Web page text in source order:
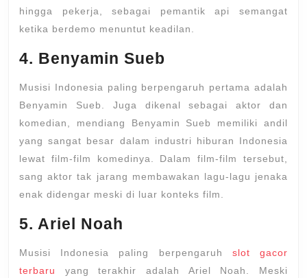
hingga pekerja, sebagai pemantik api semangat
ketika berdemo menuntut keadilan.
4. Benyamin Sueb
Musisi Indonesia paling berpengaruh pertama adalah
Benyamin Sueb. Juga dikenal sebagai aktor dan
komedian, mendiang Benyamin Sueb memiliki andil
yang sangat besar dalam industri hiburan Indonesia
lewat film-film komedinya. Dalam film-film tersebut,
sang aktor tak jarang membawakan lagu-lagu jenaka
enak didengar meski di luar konteks film.
5. Ariel Noah
Musisi Indonesia paling berpengaruh slot gacor
terbaru
yang terakhir adalah Ariel Noah. Meski